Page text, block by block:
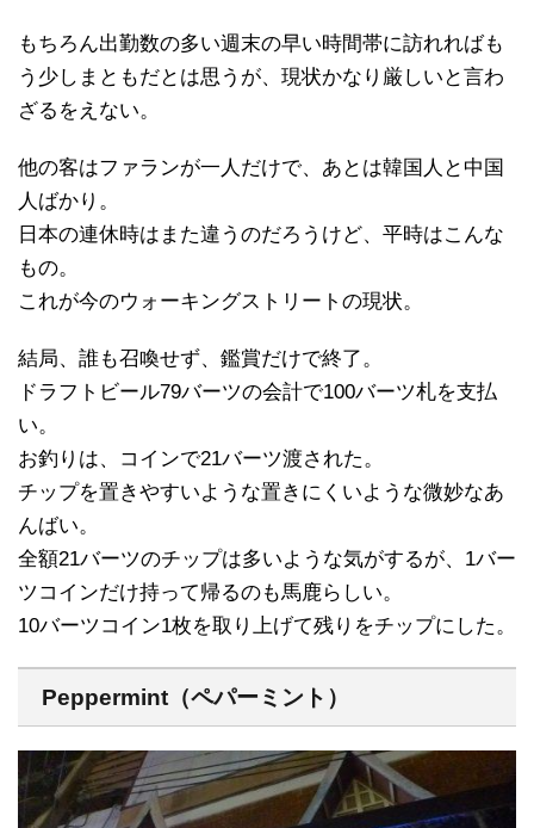
もちろん出勤数の多い週末の早い時間帯に訪れればも
う少しまともだとは思うが、現状かなり厳しいと言わ
ざるをえない。
他の客はファランが一人だけで、あとは韓国人と中国
人ばかり。
日本の連休時はまた違うのだろうけど、平時はこんな
もの。
これが今のウォーキングストリートの現状。
結局、誰も召喚せず、鑑賞だけで終了。
ドラフトビール79バーツの会計で100バーツ札を支払
い。
お釣りは、コインで21バーツ渡された。
チップを置きやすいような置きにくいような微妙なあ
んばい。
全額21バーツのチップは多いような気がするが、1バー
ツコインだけ持って帰るのも馬鹿らしい。
10バーツコイン1枚を取り上げて残りをチップにした。
Peppermint（ペパーミント）